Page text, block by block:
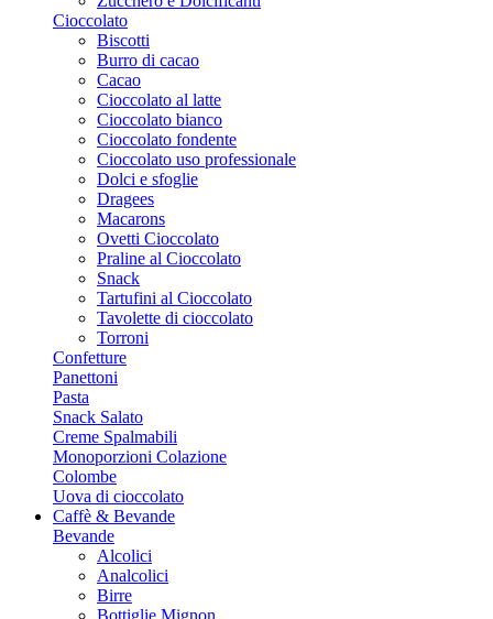
Cioccolato
Biscotti
Burro di cacao
Cacao
Cioccolato al latte
Cioccolato bianco
Cioccolato fondente
Cioccolato uso professionale
Dolci e sfoglie
Dragees
Macarons
Ovetti Cioccolato
Praline al Cioccolato
Snack
Tartufini al Cioccolato
Tavolette di cioccolato
Torroni
Confetture
Panettoni
Pasta
Snack Salato
Creme Spalmabili
Monoporzioni Colazione
Colombe
Uova di cioccolato
Caffè & Bevande
Bevande
Alcolici
Analcolici
Birre
Bottiglie Mignon